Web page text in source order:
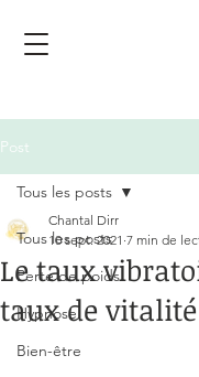
Post
Tous les posts
Perte de poids
Hypnose
Bien-être
Tous les posts
Le taux
taux de vitalité
Chantal Dirr
10 sept. 2021 7 min de